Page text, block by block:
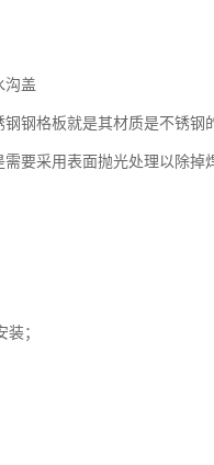
沟盖
钢格板就是其材质是不锈
要采用表面抛光处理以除
；